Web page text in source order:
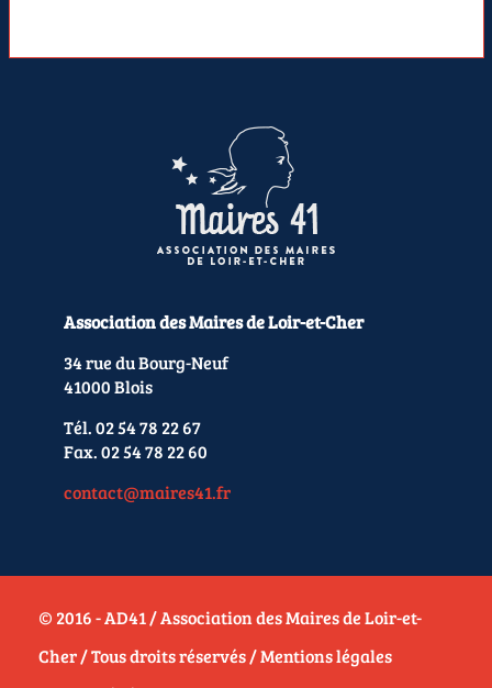
Association des Maires de Loir-et-Cher
34 rue du Bourg-Neuf
41000 Blois
Tél. 02 54 78 22 67
Fax. 02 54 78 22 60
contact@maires41.fr
© 2016 - AD41 / Association des Maires de Loir-et-
Cher / Tous droits réservés /Mentions légales